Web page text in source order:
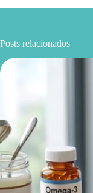
Posts relacionados